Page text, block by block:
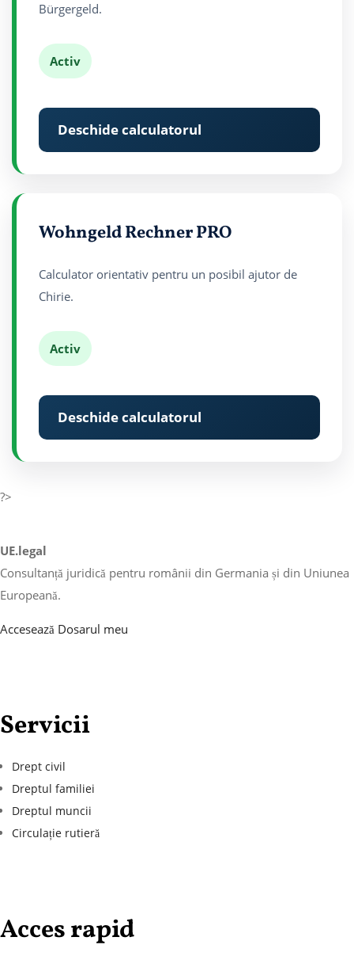
Bürgergeld.
Activ
Deschide calculatorul
Wohngeld Rechner PRO
Calculator orientativ pentru un posibil ajutor de
Chirie.
Activ
Deschide calculatorul
?>
UE.legal
Consultanță juridică pentru românii din Germania și din Uniunea
Europeană.
Accesează Dosarul meu
Servicii
Drept civil
Dreptul familiei
Dreptul muncii
Circulație rutieră
Acces rapid